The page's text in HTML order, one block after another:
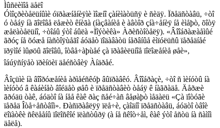
Ìûñëèìîå äåëî
Óìîçðèòåëüíûìè óïðàæíåíèÿìè ìîæíî çàíèìàòüñÿ è ñèäÿ. Ïðåäñòàâü, ÷òî
ó òåáÿ íà ãîëîâå ëåæèò êíèãà (íàçâàíèå è àâòîð çíà÷åíèÿ íå èìåþò, õîòÿ
æåëàòåëüíî, ÷òîáû ýòî áûëà «Ïîýòèêà» Àðèñòîòåëÿ). «Âîîáðàæàåìûé
ãðóç íå õóæå íàñòîÿùåãî áóäåò ïîäàâàòü íåðâíûå èìïóëüñû ïåðåäíåé
ïðÿìîé ìûøöû ãîëîâû, îòâå÷àþùåé çà ïðàâèëüíîå ïîëîæåíèå øåè», 
îáúÿñíÿåò ïðèíöèï äåéñòâèÿ Àíäðåé.
Âîçüìè íà âîîðóæåíèå àðìåéñêóþ âûïðàâêó. Âîîáðàçè, ÷òî ñ ìèíóòû íà
ìèíóòó â êàáèíåò âîéäåò øåô è ïðåäñòàâèò òåáÿ ê íàãðàäå. Äåðæè
ãðóäü òàê, áóäòî íà íåå êàê ðàç ñåé÷àñ âåøàþò ìåäàëü «Çà ïîòóãè
ïåðåä Îòå÷åñòâîì». Ðàñïðàâëÿÿ ïëå÷è, çàîäíî ïðåäñòàâü, áóäòî òâîè
ëîïàòêè ñêëååíû ïîëîñêîé ïëàñòûðÿ (à íå ñêîò÷åì, êàê ýòî åñòü íà ñàìîì
äåëå).